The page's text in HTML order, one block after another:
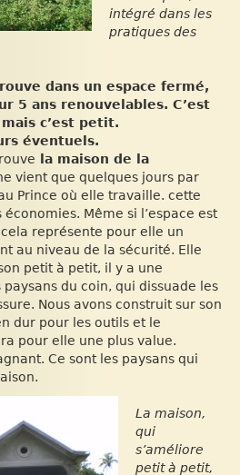
intégré dans les
pratiques des
dans un espace fermé,
5 ans renouvelables. C’est
c’est petit.
éventuels.
la maison de la
vient que quelques jours par
Prince où elle travaille. cette
économies. Même si l’espace est
représente pour elle un
au niveau de la sécurité. Elle
petit à petit, il y a une
du coin, qui dissuade les
Nous avons construit sur son
dur pour les outils et le
pour elle une plus value.
Ce sont les paysans qui
La maison,
qui
s’améliore
petit à petit,